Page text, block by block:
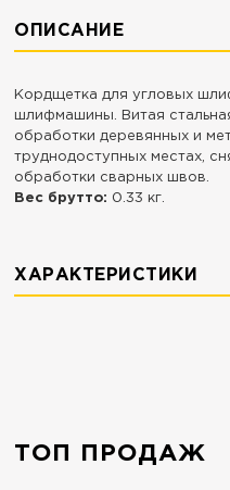
ОПИСАНИЕ
Кордщетка для угловых
шлифмашины. Витая
обработки деревянных и
труднодоступных местах,
обработки сварных швов.
Вес брутто: 0.33 кг.
ХАРАКТЕРИСТИКИ
ТОП ПРОДАЖ